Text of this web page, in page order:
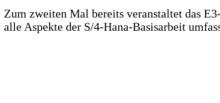
Zum zweiten Mal bereits veranstaltet das
alle Aspekte der S/4-Hana-Basisarbeit